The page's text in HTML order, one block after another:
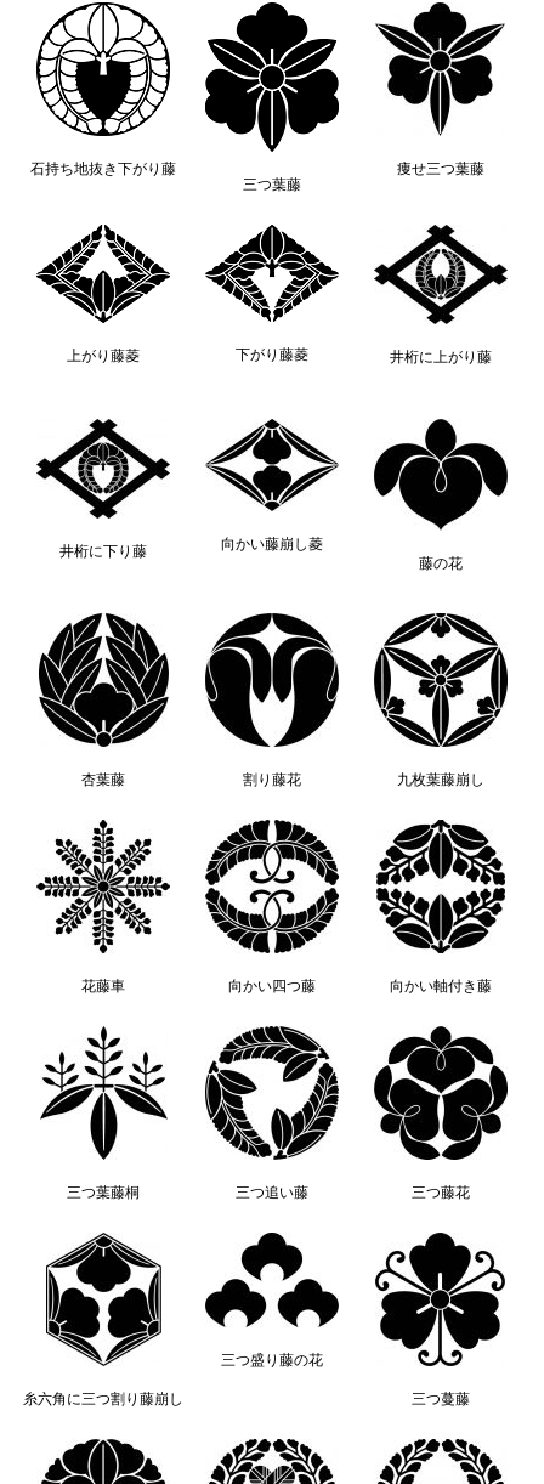
石持ち地抜き下がり藤
三つ葉藤
痩せ三つ葉藤
上がり藤菱 下がり藤菱 井桁に上がり藤
井桁に下り藤
向かい藤崩し菱
藤の花
杏葉藤 割り藤花 九枚葉藤崩し
花藤車 向かい四つ藤 向かい軸付き藤
三つ葉藤桐 三つ追い藤 三つ藤花
糸六角に三つ割り藤崩し
三つ盛り藤の花
三つ蔓藤